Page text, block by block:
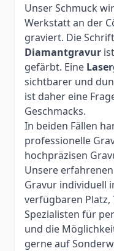
Unser Schmuck
Werkstatt an der
graviert. Die
Diamantgravur
gefärbt. Eine
sichtbarer und
ist daher eine
Geschmacks.
In beiden Fällen
professionelle
hochpräzisen
Unsere
Gravur individuell
verfügbaren Platz,
Spezialisten für
und die
gerne auf